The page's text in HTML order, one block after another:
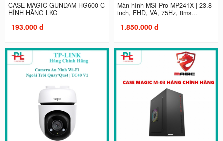
CASE MAGIC GUNDAM HG600 C
HÍNH HÃNG LKC
193.000 đ
Màn hình MSI Pro MP241X | 23.8
inch, FHD, VA, 75Hz, 8ms...
1.850.000 đ